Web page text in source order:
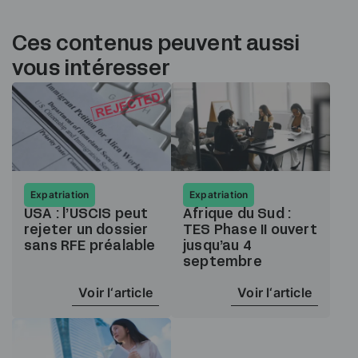
Ces contenus peuvent aussi
vous intéresser
Expatriation
USA : l’USCIS peut
rejeter un dossier
sans RFE préalable
Voir l‘article
Expatriation
Afrique du Sud :
TES Phase II ouvert
jusqu’au 4
septembre
Voir l‘article